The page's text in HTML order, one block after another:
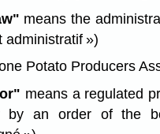
means the
administratif »)
Potato Producers
means a regulated
by an order of the